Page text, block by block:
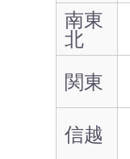
南東
北
関東
信越